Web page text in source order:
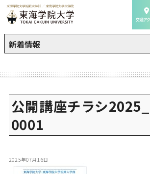
新着情報
公開講座チラシ
0001
2025年07月16日